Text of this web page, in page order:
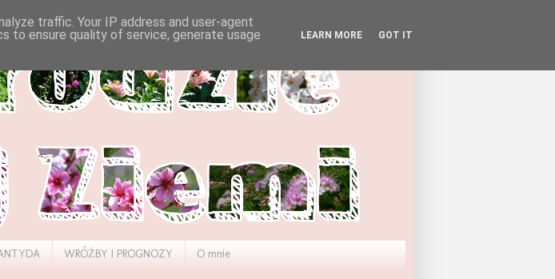
WRÓŻBY I PROGNOZY O mnie
traffic. Your IP address and user-agent
to ensure quality of service, generate usage
LEARN MORE GOT IT